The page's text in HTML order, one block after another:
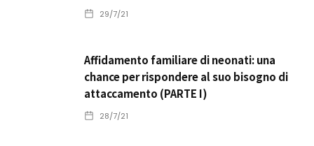
29/7/21
Affidamento familiare di neonati: una
chance per rispondere al suo bisogno di
attaccamento (PARTE I)
28/7/21